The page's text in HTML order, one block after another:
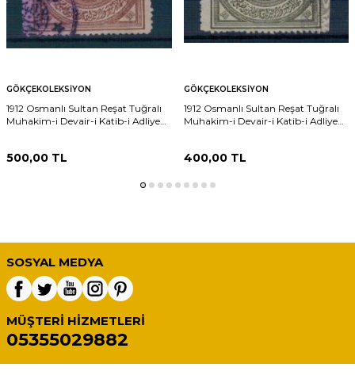
GÖKÇEKOLEKSIYON
1912 Osmanlı Sultan Reşat Tuğralı
Muhakim-i Devair-i Katib-i Adliye
500,00 TL
GÖKÇEKOLEKSIYON
1912 Osmanlı Sultan Reşat Tuğralı
Muhakim-i Devair-i Katib-i Adliye
400,00TL
SOSYAL MEDYA
MÜŞTERI HIZMETLERI
05355029882